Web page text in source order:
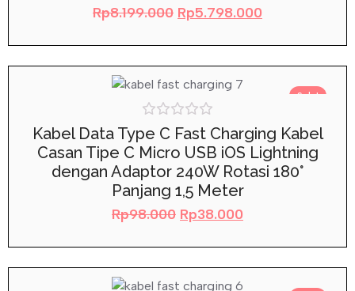
Rp8.199.000 Rp5.798.000
Sale!
Rated
0
out
of
5
Kabel Data Type C Fast Charging Kabel
Casan Tipe C Micro USB iOS Lightning
dengan Adaptor 240W Rotasi 180°
Panjang 1,5 Meter
Rp98.000 Rp38.000